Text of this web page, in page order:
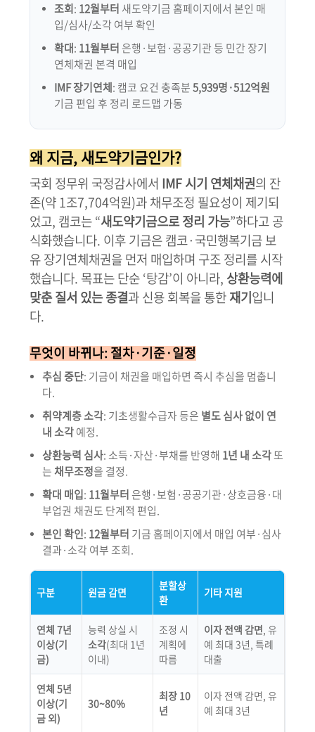
조회: 12월부터 새도약기금 홈페이지에서 본인 매
입/심사/소각 여부 확인
확대: 11월부터은행·보험·공공기관 등 민간 장기
연체채권 본격 매입
IMF 장기연체: 캠코 요건 충족분5,939명·512억원
기금 편입 후 정리 로드맵 가동
왜 지금, 새도약기금인가?
국회 정무위 국정감사에서 IMF 시기 연체채권의 잔
존(약 1조7,704억원)과 채무조정 필요성이 제기되
었고, 캠코는 “새도약기금으로 정리 가능”하다고 공
식화했습니다. 이후 기금은 캠코·국민행복기금 보
유 장기연체채권을 먼저 매입하며 구조 정리를 시작
했습니다. 목표는 단순 ‘탕감’이 아니라, 상환능력에
맞춘 질서 있는 종결과 신용 회복을 통한재기입니
다.
무엇이 바뀌나: 절차·기준·일정
추심 중단: 기금이 채권을 매입하면 즉시 추심을 멈춥니
다.
취약계층 소각: 기초생활수급자 등은 별도 심사 없이 연
내 소각예정.
상환능력 심사: 소득·자산·부채를 반영해 1년 내 소각또
는채무조정을 결정.
확대 매입: 11월부터은행·보험·공공기관·상호금융·대
부업권 채권도 단계적 편입.
본인 확인: 12월부터 기금 홈페이지에서 매입 여부·심사
결과·소각 여부 조회.
구분 원금 감면
분할상
환
기타 지원
연체 7년
이상(기
금)
능력 상실 시
소각(최대 1년
이내)
조정 시
계획에
따름
이자 전액 감면, 유
예 최대 3년, 특례
대출
연체 5년
이상(기
금 외)
30~80%
최장 10
년
이자 전액 감면, 유
예 최대 3년